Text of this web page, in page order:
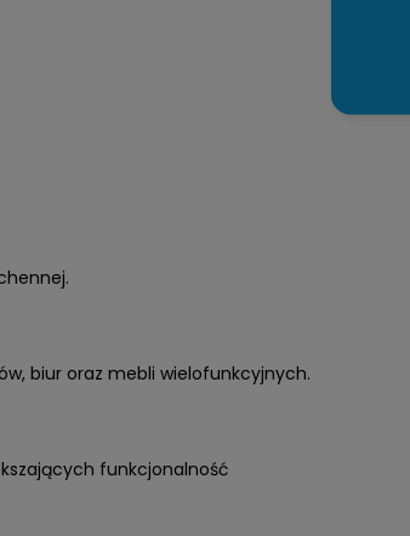
biur oraz mebli wielofunkcyjnych.
funkcjonalność